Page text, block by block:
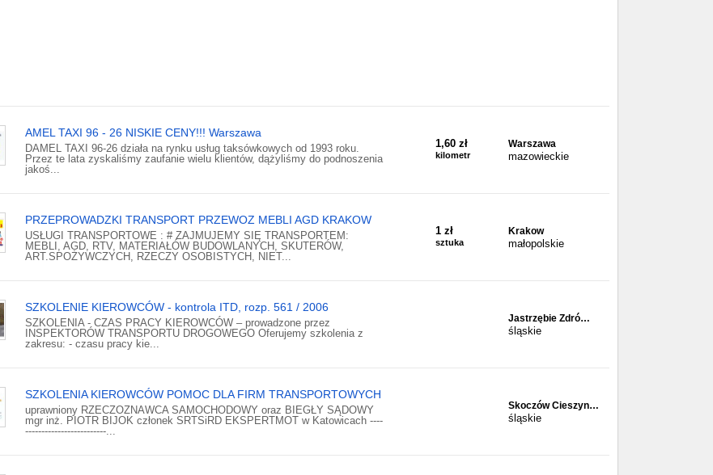
AMEL TAXI 96 - 26 NISKIE CENY!!! Warszawa
DAMEL TAXI 96-26 działa na rynku usług taksówkowych od 1993 roku.
Przez te lata zyskaliśmy zaufanie wielu klientów, dążyliśmy do podnoszenia
jakoś...
1,60 zł
kilometr
Warszawa
mazowieckie
PRZEPROWADZKI TRANSPORT PRZEWOZ MEBLI AGD KRAKOW
USŁUGI TRANSPORTOWE : # ZAJMUJEMY SIĘ TRANSPORTEM:
MEBLI, AGD, RTV, MATERIAŁÓW BUDOWLANYCH, SKUTERÓW,
ART.SPOŻYWCZYCH, RZECZY OSOBISTYCH, NIET...
1 zł
sztuka
Krakow
małopolskie
SZKOLENIE KIEROWCÓW - kontrola ITD, rozp. 561 / 2006
SZKOLENIA - CZAS PRACY KIEROWCÓW – prowadzone przez
INSPEKTORÓW TRANSPORTU DROGOWEGO Oferujemy szkolenia z
zakresu: - czasu pracy kie...
Jastrzębie Zdró…
śląskie
SZKOLENIA KIEROWCÓW POMOC DLA FIRM TRANSPORTOWYCH
uprawniony RZECZOZNAWCA SAMOCHODOWY oraz BIEGŁY SĄDOWY
mgr inż. PIOTR BIJOK członek SRTSiRD EKSPERTMOT w Katowicach ----
-------------------------...
Skoczów Cieszyn…
śląskie